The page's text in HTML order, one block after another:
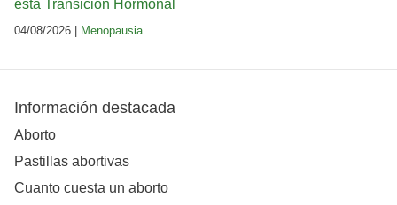
esta Transición Hormonal
04/08/2026 | Menopausia
Información destacada
Aborto
Pastillas abortivas
Cuanto cuesta un aborto